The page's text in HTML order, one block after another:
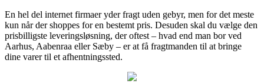
En hel del internet firmaer yder fragt uden gebyr, men for det meste
kun når der shoppes for en bestemt pris. Desuden skal du vælge den
prisbilligste leveringsløsning, der oftest – hvad end man bor ved
Aarhus, Aabenraa eller Sæby – er at få fragtmanden til at bringe
dine varer til et afhentningssted.